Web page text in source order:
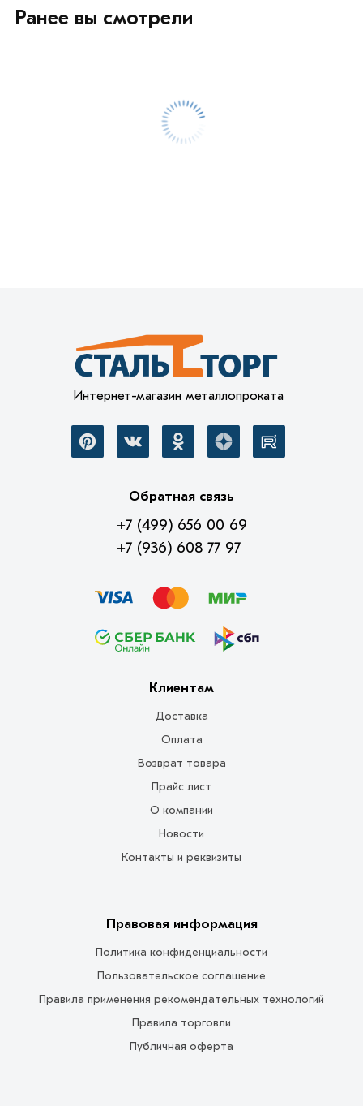
Ранее вы смотрели
Интернет-магазин металлопроката
Обратная связь
+7 (499) 656 00 69
+7 (936) 608 77 97
Клиентам
Доставка
Оплата
Возврат товара
Прайс лист
О компании
Новости
Контакты и реквизиты
Правовая информация
Политика конфиденциальности
Пользовательское соглашение
Правила применения рекомендательных технологий
Правила торговли
Публичная оферта